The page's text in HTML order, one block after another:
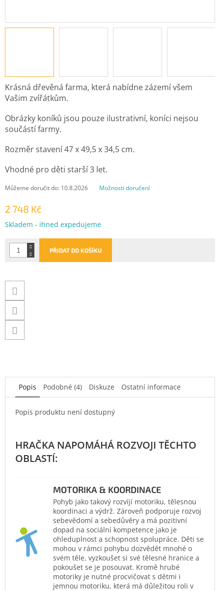
2 748 Kč
Měrná
Skladem - ihned expedujeme
Můžeme doručit do: 10.8.2026 Možnosti doručení
PŘIDAT DO KOŠÍKU
Krásná dřevěná farma, která nabídne zázemí všem
Vašim zvířátkům.
Obrázky koníků jsou pouze ilustrativní, koníci nejsou
součástí farmy.
Rozměr stavení 47 x 49,5 x 34,5 cm.
Vhodné pro děti starší 3 let.
Popis Podobné (4) Diskuze Ostatní informace
Popis produktu není dostupný
MOTORIKA & KOORDINACE
Pohyb jako takový rozvíjí motoriku, tělesnou
koordinaci a výdrž. Zároveň podporuje rozvoj
sebevědomí a sebedůvěry a má pozitivní
dopad na sociální kompetence jako je
ohleduplnost a schopnost spolupráce. Děti se
mohou v rámci pohybu dozvědět mnohé o
svém těle, vyzkoušet si své tělesné hranice a
pokoušet se je posouvat. Kromě hrubé
motoriky je nutné procvičovat s dětmi i
jemnou motoriku, která má důležitou roli v